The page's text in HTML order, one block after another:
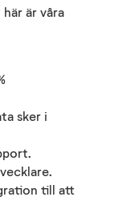
är våra
sker i
till att